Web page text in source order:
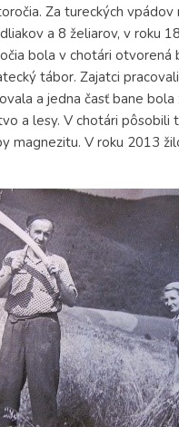
Za tureckých
a 8 želiarov, v roku
bola v chotári otvorená
tábor. Zajatci
a jedna časť bane
a lesy. V chotári pôsobili
magnezitu. V roku 2013